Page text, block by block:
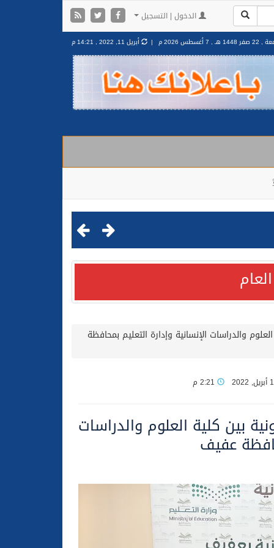
الدخول | التسجيل
1448 هـ , 7 أغسطس 2026 م | أبريل 11, 2022 , 14:21 م
الحوثية الإرهابية في محافظة الحديدة
الحالي
والدراسات الإنسانية وإدارة التعليم بمحافظة
بين كلية العلوم والدراسات
عفيف